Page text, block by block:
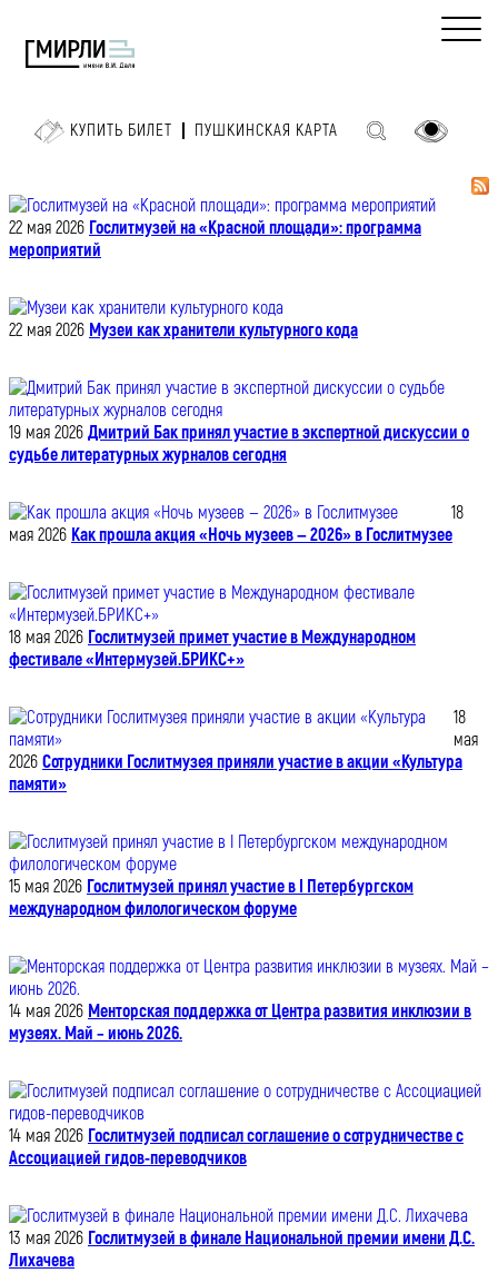
КУПИТЬ БИЛЕТ ПУШКИНСКАЯ КАРТА
22 мая 2026 Гослитмузей на «Красной площади»: программа
мероприятий
22 мая 2026 Музеи как хранители культурного кода
19 мая 2026 Дмитрий Бак принял участие в экспертной дискуссии о
судьбе литературных журналов сегодня
18
мая 2026 Как прошла акция «Ночь музеев — 2026» в Гослитмузее
18 мая 2026 Гослитмузей примет участие в Международном
фестивале «Интермузей.БРИКС+»
18
мая
2026 Сотрудники Гослитмузея приняли участие в акции «Культура
памяти»
15 мая 2026 Гослитмузей принял участие в I Петербургском
международном филологическом форуме
14 мая 2026 Менторская поддержка от Центра развития инклюзии в
музеях. Май – июнь 2026.
14 мая 2026 Гослитмузей подписал соглашение о сотрудничестве с
Ассоциацией гидов-переводчиков
13 мая 2026 Гослитмузей в финале Национальной премии имени Д.С.
Лихачева